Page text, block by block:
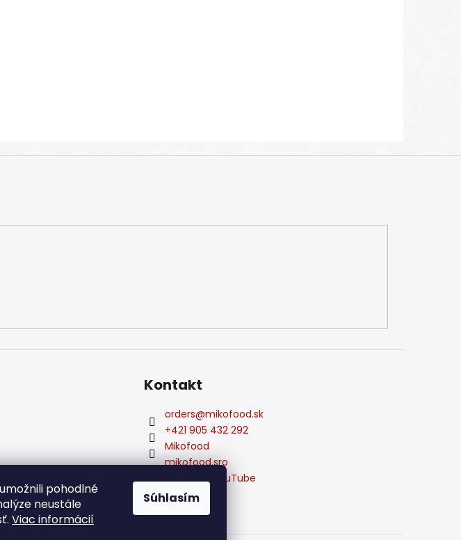
pohodlné
neustále
Viac informácií
Súhlasím
Kontakt
orders@mikofood.sk
+421 905 432 292
Mikofood
mikofood.sro
Mikofood YouTube